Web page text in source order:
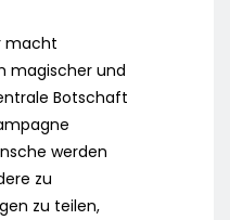
macht
magischer und
Botschaft
werden
zu
zu teilen,